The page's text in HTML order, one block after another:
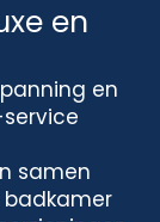
en
en
samen